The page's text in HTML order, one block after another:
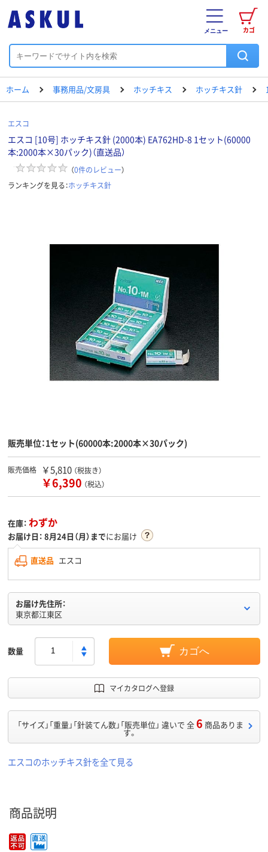
カゴ
メニュー
ホーム 事務用品/文房具 ホッチキス ホッチキス針
エスコ
エスコ [10号] ホッチキス針 (2000本) EA762HD-8 1セット(60000
本:2000本×30パック)（直送品）
（0件のレビュー）
ランキングを見る：ホッチキス針
販売単位：1セット(60000本:2000本×30パック)
販売価格 ￥5,810 （税抜き）
￥6,390 （税込）
在庫： わずか
お届け日： 8月24日（月）までにお届け
直送品 エスコ
お届け先住所：
東京都江東区
数量 カゴへ
マイカタログへ登録
「サイズ」「重量」「針装てん数」「販売単位」 違いで 全6 商品ありま
す。
エスコのホッチキス針を全て見る
商品説明